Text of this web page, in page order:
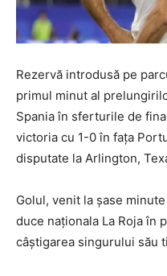
Rezervă introdusă pe
primul minut al
Spania în sferturile de
victoria cu 1-0 în fața
disputate la Arlington,
Golul, venit la șase
duce naționala La Roja în
câștigarea singurului său